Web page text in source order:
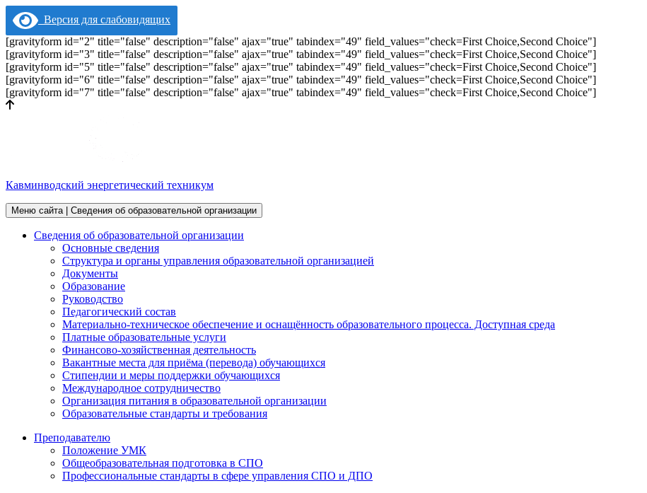
Версия для слабовидящих
[gravityform id="2" title="false" description="false" ajax="true" tabindex="49" field_values="check=First Choice,Second Choice"]
[gravityform id="3" title="false" description="false" ajax="true" tabindex="49" field_values="check=First Choice,Second Choice"]
[gravityform id="5" title="false" description="false" ajax="true" tabindex="49" field_values="check=First Choice,Second Choice"]
[gravityform id="6" title="false" description="false" ajax="true" tabindex="49" field_values="check=First Choice,Second Choice"]
[gravityform id="7" title="false" description="false" ajax="true" tabindex="49" field_values="check=First Choice,Second Choice"]
Кавминводский энергетический техникум
Меню сайта | Сведения об образовательной организации
Сведения об образовательной организации
Основные сведения
Структура и органы управления образовательной организацией
Документы
Образование
Руководство
Педагогический состав
Материально-техническое обеспечение и оснащённость образовательного процесса. Доступная среда
Платные образовательные услуги
Финансово-хозяйственная деятельность
Вакантные места для приёма (перевода) обучающихся
Стипендии и меры поддержки обучающихся
Международное сотрудничество
Организация питания в образовательной организации
Образовательные стандарты и требования
Преподавателю
Положение УМК
Общеобразовательная подготовка в СПО
Профессиональные стандарты в сфере управления СПО и ДПО